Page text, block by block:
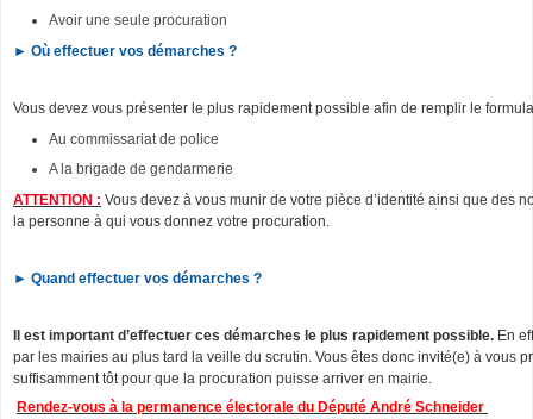
Avoir une seule procuration
► Où effectuer vos démarches ?
Vous devez vous présenter le plus rapidement possible afin de remplir le
Au commissariat de police
A la brigade de gendarmerie
ATTENTION : Vous devez à vous munir de votre pièce d’identité ainsi que des
la personne à qui vous donnez votre procuration.
► Quand effectuer vos démarches ?
Il est important d’effectuer ces démarches le plus rapidement possible. En
par les mairies au plus tard la veille du scrutin. Vous êtes donc invité(e) à vous
suffisamment tôt pour que la procuration puisse arriver en mairie.
Rendez-vous à la permanence électorale du Député André Schneider